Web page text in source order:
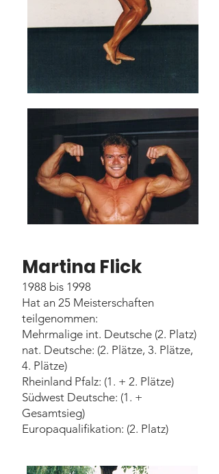
Martina Flick
1988 bis 1998
Hat an 25 Meisterschaften
teilgenommen:
Mehrmalige int. Deutsche (2. Platz)
nat. Deutsche: (2. Plätze, 3. Plätze,
4. Plätze)
Rheinland Pfalz: (1. + 2. Plätze)
Südwest Deutsche: (1. +
Gesamtsieg)
Europaqualifikation: (2. Platz)